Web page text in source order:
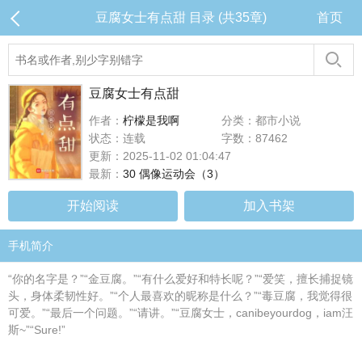
豆腐女士有点甜 目录 (共35章) 首页
豆腐女士有点甜
作者： 柠檬是我啊
分类：都市小说
状态：连载
字数：87462
更新：2025-11-02 01:04:47
最新： 30 偶像运动会（3）
开始阅读 加入书架
手机简介
“你的名字是？”“金豆腐。”“有什么爱好和特长呢？”“爱笑，擅长捕捉镜
头，身体柔韧性好。”“个人最喜欢的昵称是什么？”“毒豆腐，我觉得很
可爱。”“最后一个问题。”“请讲。”“豆腐女士，canibeyourdog，iam汪
斯~”“Sure!”